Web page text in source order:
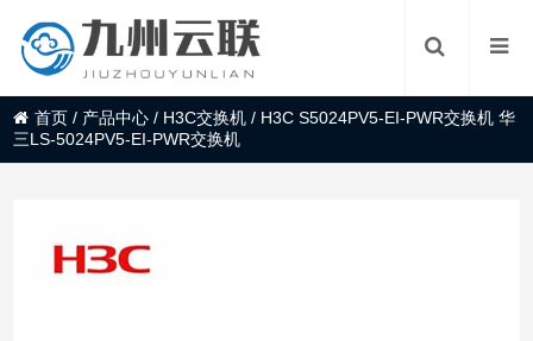
首页 / 产品中心 / H3C交换机 / H3C S5024PV5-EI-PWR交换机 华
三LS-5024PV5-EI-PWR交换机